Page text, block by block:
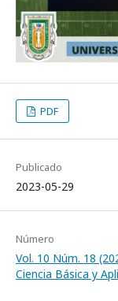
PDF
Publicado
2023-05-29
Número
Vol. 10 Núm. 18
Ciencia Básica y